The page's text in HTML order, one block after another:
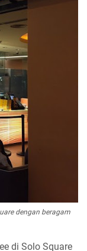
dengan beragam
di Solo Square